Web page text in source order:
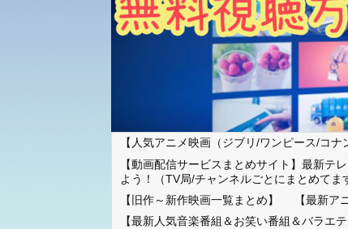
【人気アニメ映画（ジブリ/ワンピース/コ
【動画配信サービスまとめサイト】最新テ
よう！（TV局/チャンネルごとにまとめてま
【旧作～新作映画一覧まとめ】
【最新ア
【最新人気音楽番組＆お笑い番組＆バラエ